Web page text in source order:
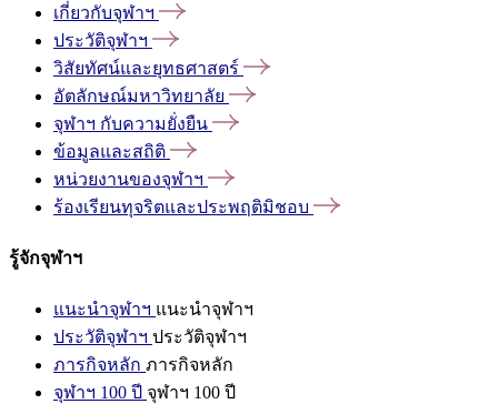
เกี่ยวกับจุฬาฯ
ประวัติจุฬาฯ
วิสัยทัศน์และยุทธศาสตร์
อัตลักษณ์มหาวิทยาลัย
จุฬาฯ กับความยั่งยืน
ข้อมูลและสถิติ
หน่วยงานของจุฬาฯ
ร้องเรียนทุจริตและประพฤติมิชอบ
รู้จักจุฬาฯ
แนะนำจุฬาฯ แนะนำจุฬาฯ
ประวัติจุฬาฯ ประวัติจุฬาฯ
ภารกิจหลัก ภารกิจหลัก
จุฬาฯ 100 ปี จุฬาฯ 100 ปี